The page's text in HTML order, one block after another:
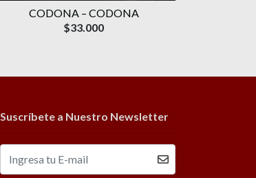
CODONA – CODONA
$33.000
Suscríbete a Nuestro Newsletter